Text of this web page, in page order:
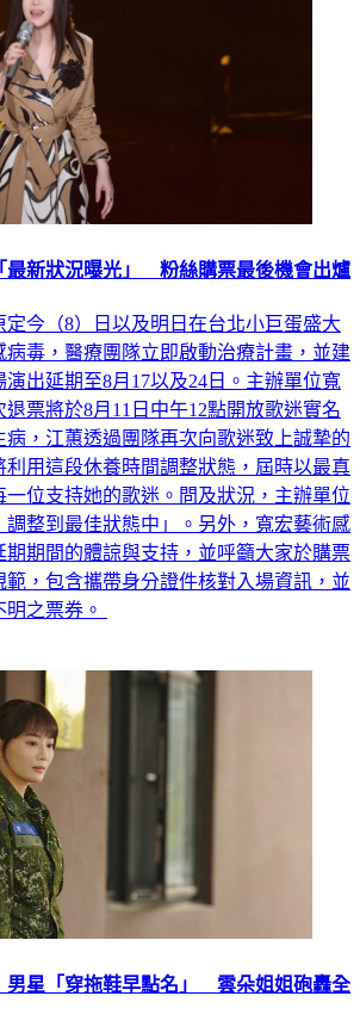
最新狀況曝光」 粉絲購票最後機會出爐
定今（8）日以及明日在台北小巨蛋盛大
病毒，醫療團隊立即啟動治療計畫，並建
出延期至8月17以及24日。主辦單位寬
票將於8月11日中午12點開放歌迷實名
，江蕙透過團隊再次向歌迷致上誠摯的
利用這段休養時間調整狀態，屆時以最真
位支持她的歌迷。問及狀況，主辦單位
調整到最佳狀態中」。另外，寬宏藝術感
期期間的體諒與支持，並呼籲大家於購票
，包含攜帶身分證件核對入場資訊，並
之票券。
男星「穿拖鞋早點名」 雲朵姐姐砲轟全